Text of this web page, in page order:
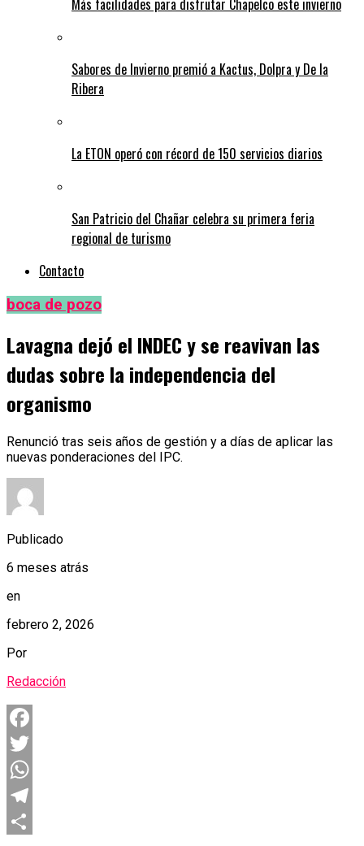
Más facilidades para disfrutar Chapelco este invierno
Sabores de Invierno premió a Kactus, Dolpra y De la
Ribera
La ETON operó con récord de 150 servicios diarios
San Patricio del Chañar celebra su primera feria
regional de turismo
Contacto
boca de pozo
Lavagna dejó el INDEC y se reavivan las
dudas sobre la independencia del
organismo
Renunció tras seis años de gestión y a días de aplicar las
nuevas ponderaciones del IPC.
Publicado
6 meses atrás
en
febrero 2, 2026
Por
Redacción
Facebook
Twitter
WhatsApp
Telegram